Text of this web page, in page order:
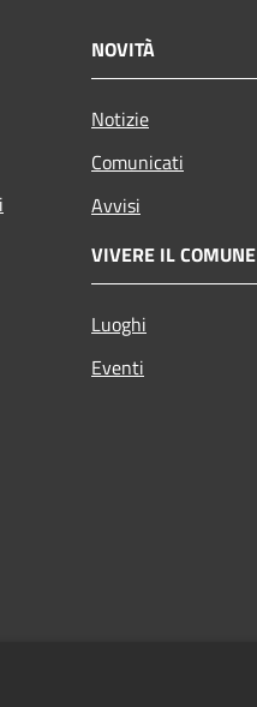
NOVITÀ
Notizie
Comunicati
Avvisi
VIVERE IL COMUNE
Luoghi
Eventi